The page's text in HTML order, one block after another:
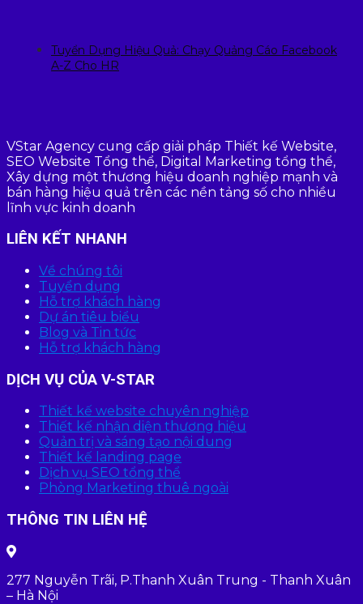
Tuyển Dụng Hiệu Quả: Chạy Quảng Cáo Facebook
A-Z Cho HR
VStar Agency cung cấp giải pháp Thiết kế Website,
SEO Website Tổng thể, Digital Marketing tổng thể,
Xây dựng một thương hiệu doanh nghiệp mạnh và
bán hàng hiệu quả trên các nền tảng số cho nhiều
lĩnh vực kinh doanh
LIÊN KẾT NHANH
Về chúng tôi
Tuyển dụng
Hỗ trợ khách hàng
Dự án tiêu biểu
Blog và Tin tức
Hỗ trợ khách hàng
DỊCH VỤ CỦA V-STAR
Thiết kế website chuyên nghiệp
Thiết kế nhận diện thương hiệu
Quản trị và sáng tạo nội dung
Thiết kế landing page
Dịch vụ SEO tổng thể
Phòng Marketing thuê ngoài
THÔNG TIN LIÊN HỆ
277 Nguyễn Trãi, P.Thanh Xuân Trung - Thanh Xuân
– Hà Nội